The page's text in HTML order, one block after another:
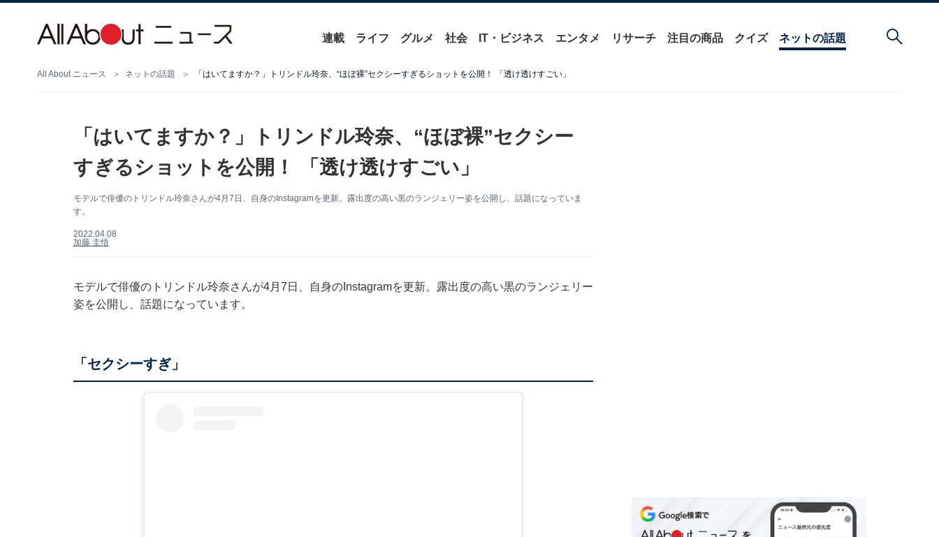
連載 ライフ グルメ 社会 IT・ビジネス エンタメ リサーチ 注目の商品 クイズ ネットの話題
All About ニュース ネットの話題 「はいてますか？」トリンドル玲奈、“ほぼ裸”セクシーすぎるショットを公開！ 「透け透けすごい」
「はいてますか？」トリンドル玲奈、“ほぼ裸”セクシー
すぎるショットを公開！ 「透け透けすごい」
モデルで俳優のトリンドル玲奈さんが4月7日、自身のInstagramを更新。露出度の高い黒のランジェリー姿を公開し、話題になっていま
す。
2022.04.08
加藤 圭悟
モデルで俳優のトリンドル玲奈さんが4月7日、自身のInstagramを更新。露出度の高い黒のランジェリー
姿を公開し、話題になっています。
「セクシーすぎ」